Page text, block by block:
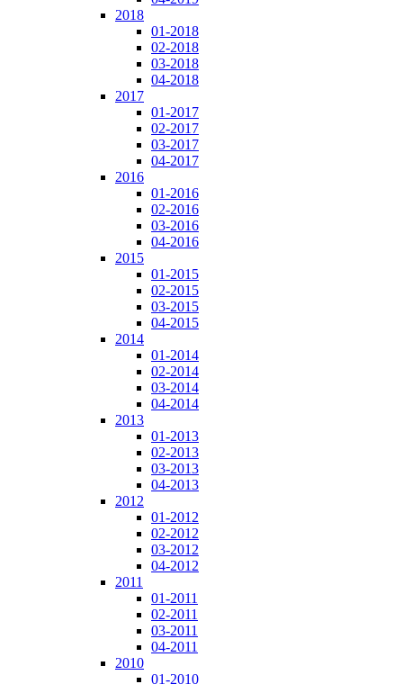
2018
01-2018
02-2018
03-2018
04-2018
2017
01-2017
02-2017
03-2017
04-2017
2016
01-2016
02-2016
03-2016
04-2016
2015
01-2015
02-2015
03-2015
04-2015
2014
01-2014
02-2014
03-2014
04-2014
2013
01-2013
02-2013
03-2013
04-2013
2012
01-2012
02-2012
03-2012
04-2012
2011
01-2011
02-2011
03-2011
04-2011
2010
01-2010